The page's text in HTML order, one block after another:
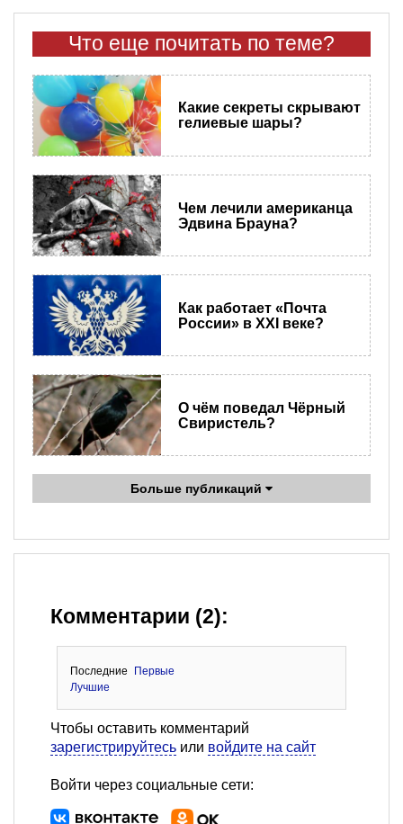
Что еще почитать по теме?
Какие секреты скрывают
гелиевые шары?
Чем лечили американца
Эдвина Брауна?
Как работает «Почта
России» в XXI веке?
О чём поведал Чёрный
Свиристель?
Больше публикаций
Комментарии (2):
Последние
Первые
Лучшие
Чтобы оставить комментарий
зарегистрируйтесь или войдите на сайт
Войти через социальные сети: